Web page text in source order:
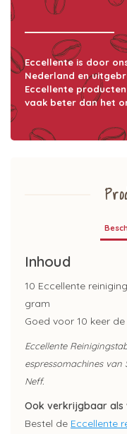
Eccellente is door
Nederland en
Eccellente
vaak beter dan het
Inhoud
10 Eccellente
gram
Goed voor 10 keer
Eccellente
espressomachines van
Neff.
Ook verkrijgbaar
Bestel de Eccellente